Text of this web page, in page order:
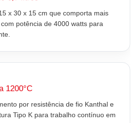
x 30 x 15 cm que comporta mais
potência de 4000 watts para
1200°C
por resistência de fio Kanthal e
Tipo K para trabalho contínuo em